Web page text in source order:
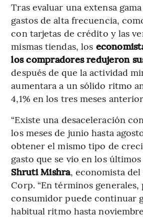
Tras evaluar una extensa
gastos de alta frecuencia,
con tarjetas de crédito y las
mismas tiendas, los
los compradores redujeron
después de que la actividad
aumentara a un sólido ritmo
4,1% en los tres meses
“Existe una desaceleración
los meses de junio hasta
obtener el mismo tipo de
gasto que se vio en los últimos
Shruti Mishra, economista
Corp. “En términos generales,
consumidor puede continuar
habitual ritmo hasta